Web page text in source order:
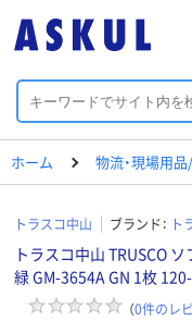
ホーム 物流・現場用
トラスコ中山 ブランド： ト
トラスコ中山 TRUSCO
緑 GM-3654A GN 1枚 120-
（0件のレ